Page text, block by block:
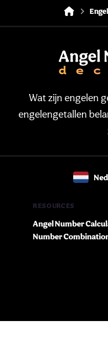
Wat zijn engelen
engelengetallen
RESOURCES
Angel Number
Number